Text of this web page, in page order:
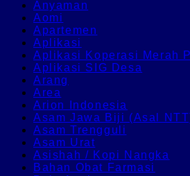
Anyaman
Aomi
Apartemen
Aplikasi
Aplikasi Koperasi Merah
Aplikasi SIG Desa
Arang
Area
Arion Indonesia
Asam Jawa Biji (Asal
Asam Trengguli
Asam Urat
Asishah / Kopi Nangka
Bahan Obat Farmasi